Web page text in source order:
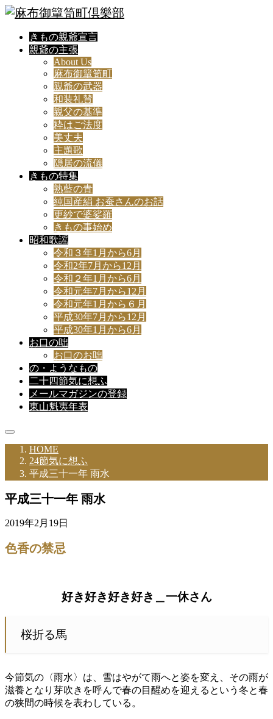
きもの親爺宣言
親爺の主張
About Us
麻布御簞笥町
親爺の武器
和装礼賛
親父の基準
粋はご法度
美丈夫
主題歌
隠居の流儀
きもの特集
熟藍の青
純国産絹 お蚕さんのお話
更紗で婆娑羅
きもの事始め
昭和歌謡
令和３年1月から6月
令和2年7月から12月
令和２年1月から6月
令和元年7月から12月
令和元年1月から６月
平成30年7月から12月
平成30年1月から6月
お口の咄
お口のお咄
の・ようなもの
二十四節気に想ふ
メールマガジンの登録
東山魁夷年表
HOME
24節気に想ふ
平成三十一年 雨水
平成三十一年 雨水
2019年2月19日
色香の禁忌
好き好き好き好き＿一休さん
桜折る馬
今節気の〈雨水〉は、雪はやがて雨へと姿を変え、その雨が
滋養となり芽吹きを呼んで春の目醒めを迎えるという冬と春
の狭間の時候を表わしている。